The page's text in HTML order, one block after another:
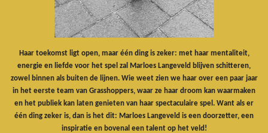
Haar toekomst ligt open, maar één ding is zeker: met haar mentaliteit,
energie en liefde voor het spel zal Marloes Langeveld blijven schitteren,
zowel binnen als buiten de lijnen. Wie weet zien we haar over een paar jaar
in het eerste team van Grasshoppers, waar ze haar droom kan waarmaken
en het publiek kan laten genieten van haar spectaculaire spel. Want als er
één ding zeker is, dan is het dit: Marloes Langeveld is een doorzetter, een
inspiratie en bovenal een talent op het veld!